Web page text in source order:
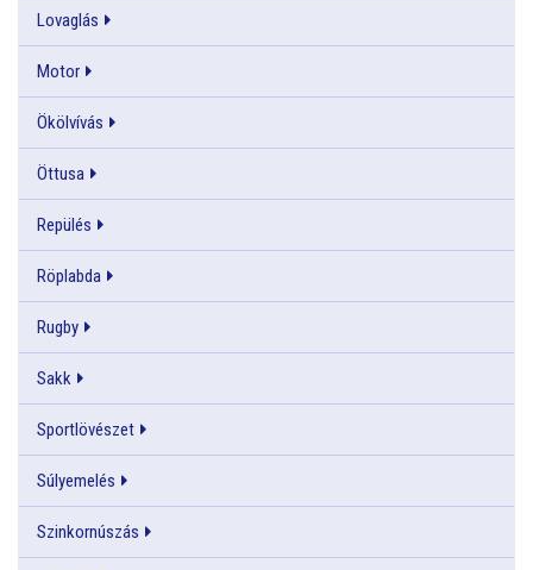
Lovaglás
Motor
Ökölvívás
Öttusa
Repülés
Röplabda
Rugby
Sakk
Sportlövészet
Súlyemelés
Szinkornúszás